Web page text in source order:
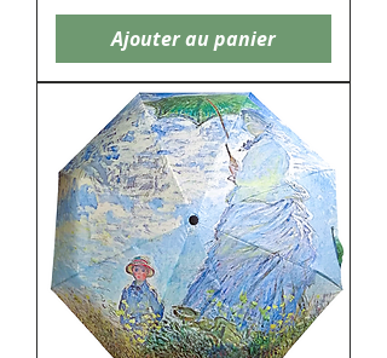
Ajouter au panier